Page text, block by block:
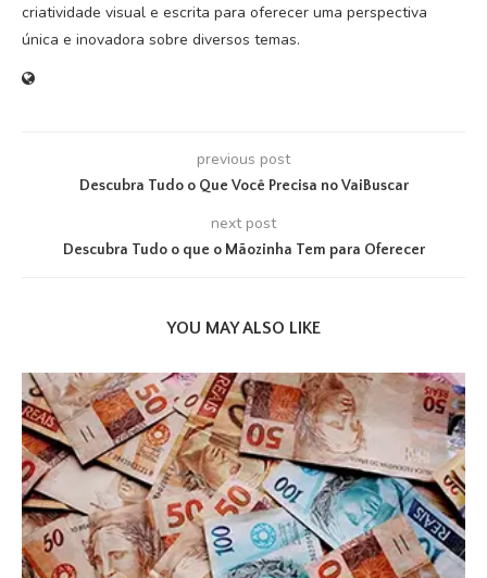
criatividade visual e escrita para oferecer uma perspectiva
única e inovadora sobre diversos temas.
previous post
Descubra Tudo o Que Você Precisa no VaiBuscar
next post
Descubra Tudo o que o Mãozinha Tem para Oferecer
YOU MAY ALSO LIKE